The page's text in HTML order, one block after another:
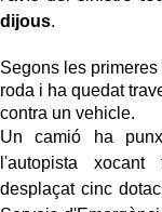
dijous.
Segons les
roda i ha quedat
contra un vehicle.
Un camió ha
l'autopista
desplaçat cinc